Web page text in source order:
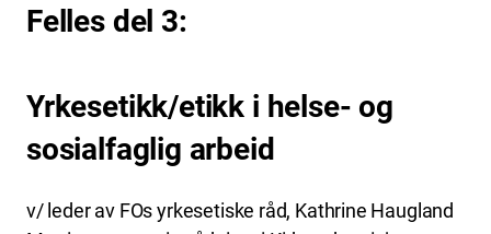
Felles del 3:
Yrkesetikk/etikk i helse- og
sosialfaglig arbeid
v/ leder av FOs yrkesetiske råd, Kathrine Haugland